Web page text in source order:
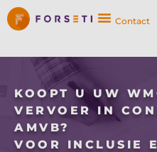
Contact
KOOPT U UW
VERVOER IN
AMVB?
VOOR INCLUSIE